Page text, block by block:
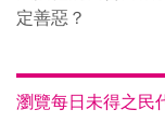
定善惡？
瀏覽每日未得之民